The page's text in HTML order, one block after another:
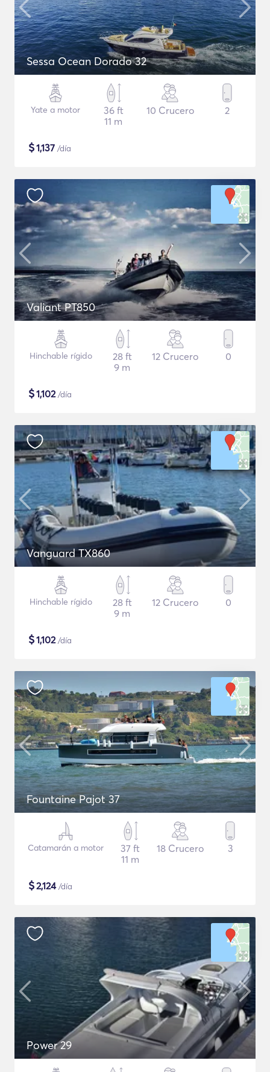
Sessa Ocean Dorado 32
Yate a motor
36 ft
11 m
10 Crucero 2
$1,137 /día
Valiant PT850
Hinchable rígido
28 ft
9 m
12 Crucero 0
$1,102/día
Vanguard TX860
Hinchable rígido
28 ft
9 m
12 Crucero 0
$1,102/día
Fountaine Pajot 37
Catamarán a motor
37 ft
11 m
18 Crucero 3
$2,124/día
Power 29